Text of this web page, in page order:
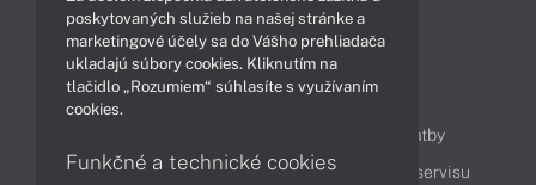
Videá
Obsah
Možnosti doručenia a platby
Podpora a servis
Servisné služby Cenník servisu
poskytovaných služieb na našej stránke a
marketingové účely sa do Vášho prehliadača
ukladajú súbory cookies. Kliknutím na
tlačidlo „Rozumiem“ súhlasíte s využívaním
cookies.
Funkčné a technické cookies